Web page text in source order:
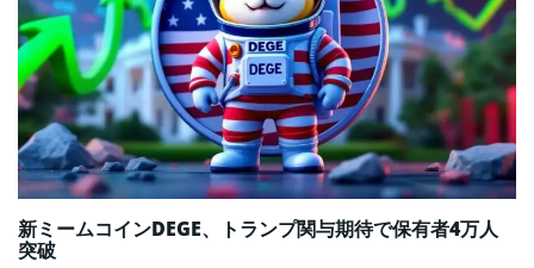
新ミームコインDEGE、トランプ関与期待で保有者4万人
突破